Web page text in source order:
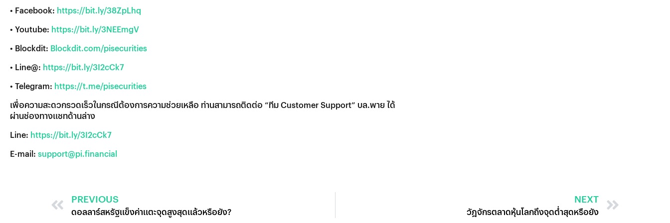
• Facebook: https://bit.ly/38ZpLhq
• Youtube: https://bit.ly/3NEEmgV
• Blockdit: Blockdit.com/pisecurities
• Line@: https://bit.ly/3I2cCk7
• Telegram: https://t.me/pisecurities
เพื่อความสะดวกรวดเร็วในกรณีต้องการความช่วยเหลือ ท่านสามารถติดต่อ “ทีม Customer Support” บล.พาย ได้
ผ่านช่องทางแชทด้านล่าง
Line: https://bit.ly/3I2cCk7
E-mail: support@pi.financial
PREVIOUS
ดอลลาร์สหรัฐแข็งค่าแตะจุดสูงสุดแล้วหรือยัง?
NEXT
วัฎจักรตลาดหุ้นโลกถึงจุดต่ำสุดหรือยัง